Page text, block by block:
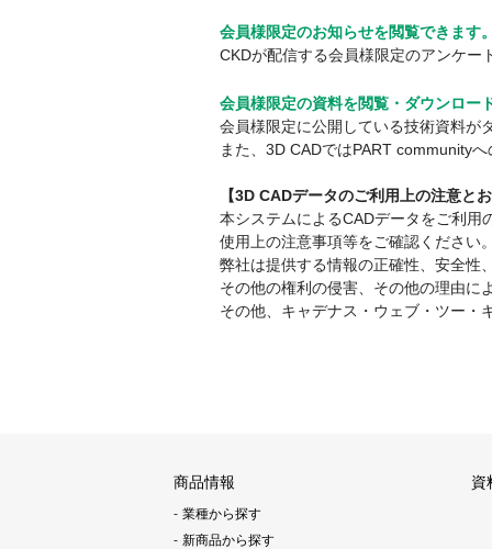
会員様限定のお知らせを閲覧できます
CKDが配信する会員様限定のアンケー
会員様限定の資料を閲覧・ダウンロー
会員様限定に公開している技術資料が
また、3D CADではPART community
【3D CADデータのご利用上の注意と
本システムによるCADデータをご利用
使用上の注意事項等をご確認ください
弊社は提供する情報の正確性、安全性
その他の権利の侵害、その他の理由に
その他、キャデナス・ウェブ・ツー・
商品情報
業種から探す
新商品から探す
資